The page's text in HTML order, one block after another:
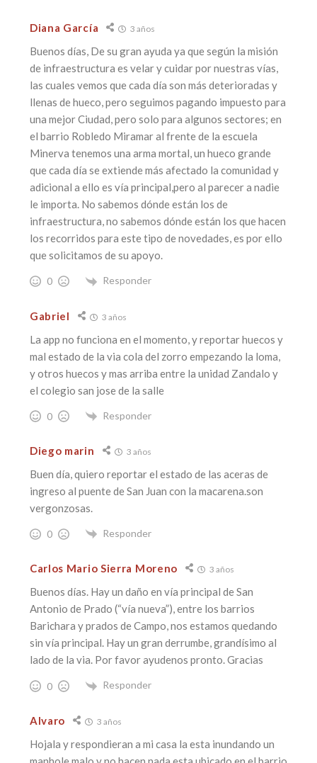
Diana García 3 años
Buenos días, De su gran ayuda ya que según la misión
de infraestructura es velar y cuidar por nuestras vías,
las cuales vemos que cada día son más deterioradas y
llenas de hueco, pero seguimos pagando impuesto para
una mejor Ciudad, pero solo para algunos sectores; en
el barrio Robledo Miramar al frente de la escuela
Minerva tenemos una arma mortal, un hueco grande
que cada día se extiende más afectado la comunidad y
adicional a ello es vía principal,pero al parecer a nadie
le importa. No sabemos dónde están los de
infraestructura, no sabemos dónde están los que hacen
los recorridos para este tipo de novedades, es por ello
que solicitamos de su apoyo.
0 Responder
Gabriel 3 años
La app no funciona en el momento, y reportar huecos y
mal estado de la via cola del zorro empezando la loma,
y otros huecos y mas arriba entre la unidad Zandalo y
el colegio san jose de la salle
0 Responder
Diego marin 3 años
Buen día, quiero reportar el estado de las aceras de
ingreso al puente de San Juan con la macarena.son
vergonzosas.
0 Responder
Carlos Mario Sierra Moreno 3 años
Buenos días. Hay un daño en vía principal de San
Antonio de Prado (“vía nueva”), entre los barrios
Barichara y prados de Campo, nos estamos quedando
sin vía principal. Hay un gran derrumbe, grandísimo al
lado de la via. Por favor ayudenos pronto. Gracias
0 Responder
Alvaro 3 años
Hojala y respondieran a mi casa la esta inundando un